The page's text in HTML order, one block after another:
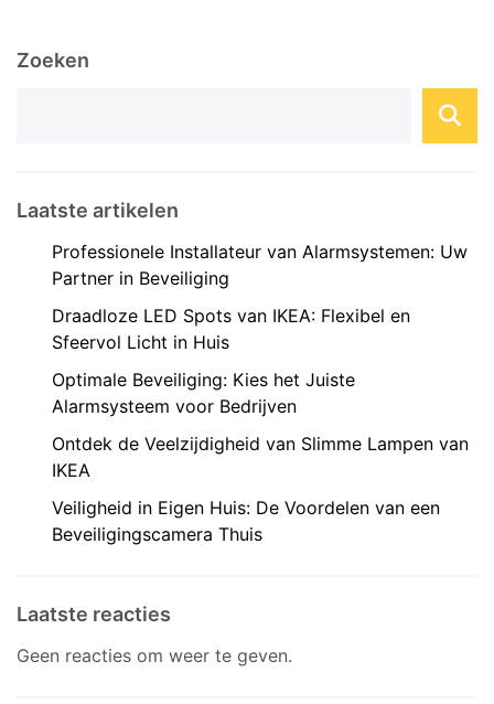
Zoeken
Laatste artikelen
Professionele Installateur van Alarmsystemen: Uw
Partner in Beveiliging
Draadloze LED Spots van IKEA: Flexibel en
Sfeervol Licht in Huis
Optimale Beveiliging: Kies het Juiste
Alarmsysteem voor Bedrijven
Ontdek de Veelzijdigheid van Slimme Lampen van
IKEA
Veiligheid in Eigen Huis: De Voordelen van een
Beveiligingscamera Thuis
Laatste reacties
Geen reacties om weer te geven.